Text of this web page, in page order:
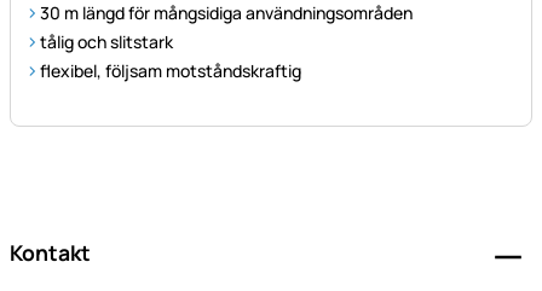
30 m längd för mångsidiga användningsområden
tålig och slitstark
flexibel, följsam motståndskraftig
Kontakt